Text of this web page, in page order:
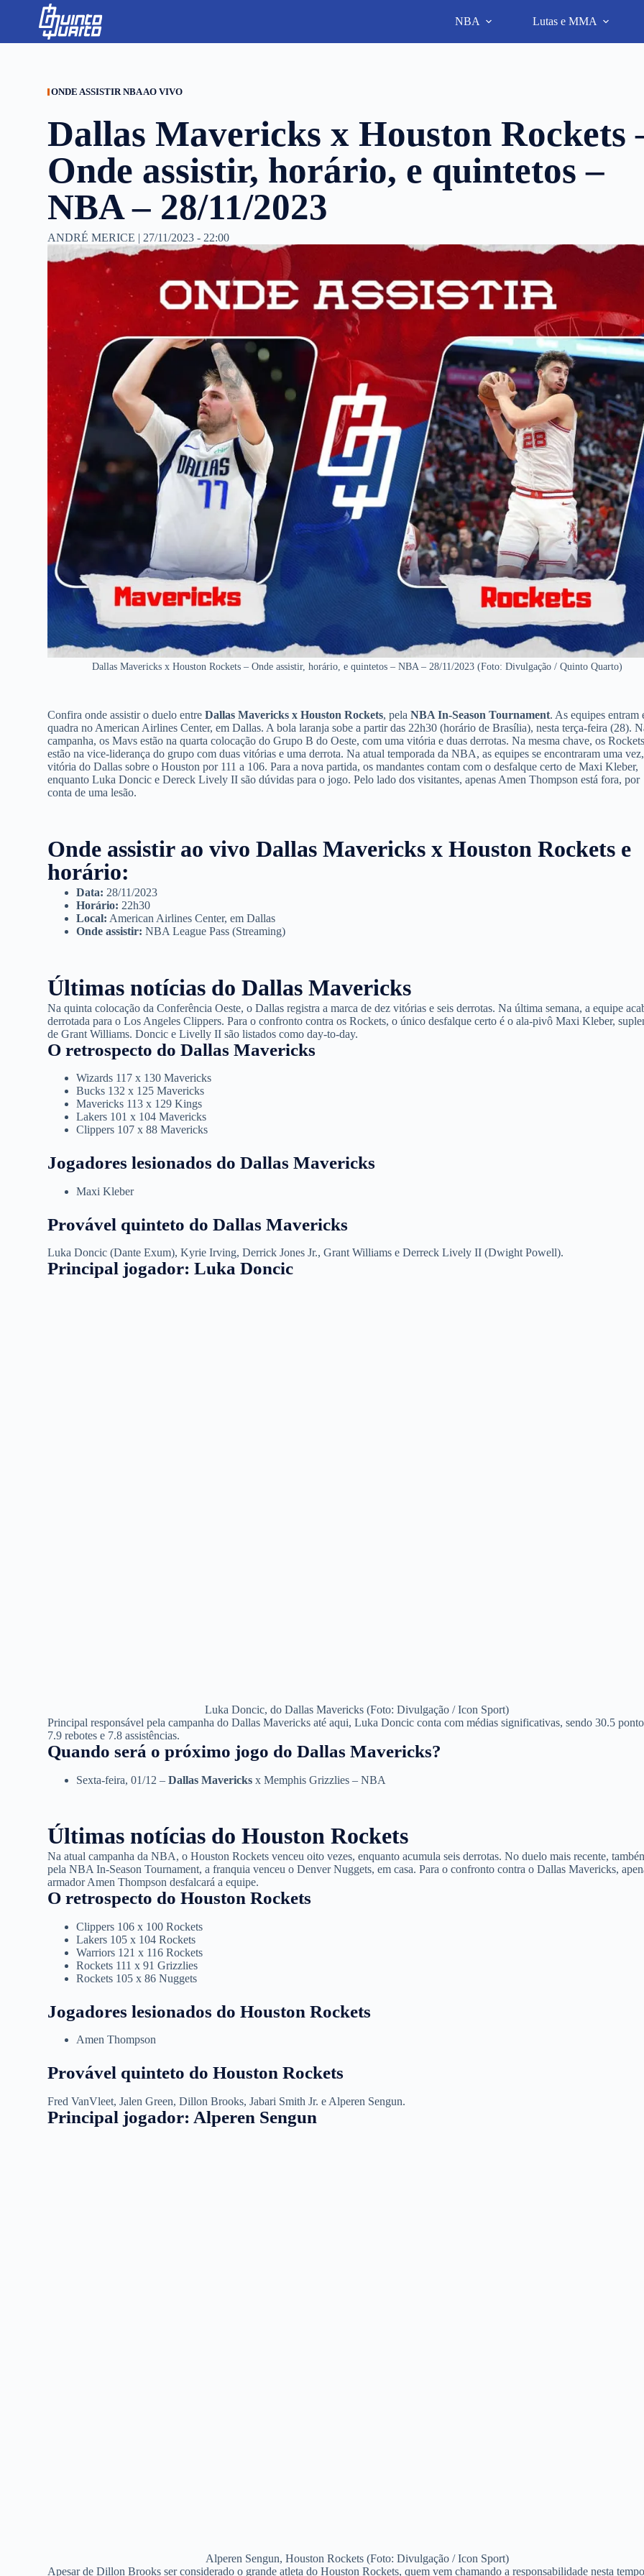
p
NBA Lutas e MMA
ONDE ASSISTIR NBA AO VIVO
Dallas Mavericks x Houston Rockets
Onde assistir, horário, e quintetos –
NBA – 28/11/2023
ANDRÉ MERICE | 27/11/2023 - 22:00
Dallas Mavericks x Houston Rockets – Onde assistir, horário, e quintetos – NBA – 28/11/2023 (Foto: Divulgação / Quinto Quarto)
Confira onde assistir o duelo entreDallas Mavericks x Houston Rockets, pelaNBA In-Season Tournament. As equipes entram
quadra no American Airlines Center, em Dallas. A bola laranja sobe a partir das 22h30 (horário de Brasília), nesta terça-feira (28).
campanha, os Mavs estão na quarta colocação do Grupo B do Oeste, com uma vitória e duas derrotas. Na mesma chave, os Rockets
estão na vice-liderança do grupo com duas vitórias e uma derrota. Na atual temporada da NBA, as equipes se encontraram uma
vitória do Dallas sobre o Houston por 111 a 106. Para a nova partida, os mandantes contam com o desfalque certo de Maxi Kleber,
enquanto Luka Doncic e Dereck Lively II são dúvidas para o jogo. Pelo lado dos visitantes, apenas Amen Thompson está fora, por
conta de uma lesão.
Onde assistir ao vivo Dallas Mavericks x Houston Rockets e
horário:
Data: 28/11/2023
Horário: 22h30
Local: American Airlines Center, em Dallas
Onde assistir: NBA League Pass (Streaming)
Últimas notícias do Dallas Mavericks
Na quinta colocação da Conferência Oeste, o Dallas registra a marca de dez vitórias e seis derrotas. Na última semana, a equipe
derrotada para o Los Angeles Clippers. Para o confronto contra os Rockets, o único desfalque certo é o ala-pivô Maxi Kleber,
de Grant Williams. Doncic e Livelly II são listados como day-to-day.
O retrospecto do Dallas Mavericks
Wizards 117 x 130 Mavericks
Bucks 132 x 125 Mavericks
Mavericks 113 x 129 Kings
Lakers 101 x 104 Mavericks
Clippers 107 x 88 Mavericks
Jogadores lesionados do Dallas Mavericks
Maxi Kleber
Provável quinteto do Dallas Mavericks
Luka Doncic (Dante Exum), Kyrie Irving, Derrick Jones Jr., Grant Williams e Derreck Lively II (Dwight Powell).
Principal jogador: Luka Doncic
Luka Doncic, do Dallas Mavericks (Foto: Divulgação / Icon Sport)
Principal responsável pela campanha do Dallas Mavericks até aqui, Luka Doncic conta com médias significativas, sendo 30.5
7.9 rebotes e 7.8 assistências.
Quando será o próximo jogo do Dallas Mavericks?
Sexta-feira, 01/12 –Dallas Mavericksx Memphis Grizzlies – NBA
Últimas notícias doHouston Rockets
Na atual campanha da NBA, o Houston Rockets venceu oito vezes, enquanto acumula seis derrotas. No duelo mais recente,
pela NBA In-Season Tournament, a franquia venceu o Denver Nuggets, em casa. Para o confronto contra o Dallas Mavericks,
armador Amen Thompson desfalcará a equipe.
O retrospecto do Houston Rockets
Clippers 106 x 100 Rockets
Lakers 105 x 104 Rockets
Warriors 121 x 116 Rockets
Rockets 111 x 91 Grizzlies
Rockets 105 x 86 Nuggets
Jogadores lesionados do Houston Rockets
Amen Thompson
Provável quinteto do Houston Rockets
Fred VanVleet, Jalen Green, Dillon Brooks, Jabari Smith Jr. e Alperen Sengun.
Principal jogador: Alperen Sengun
Alperen Sengun, Houston Rockets (Foto: Divulgação / Icon Sport)
Apesar de Dillon Brooks ser considerado o grande atleta do Houston Rockets, quem vem chamando a responsabilidade nesta